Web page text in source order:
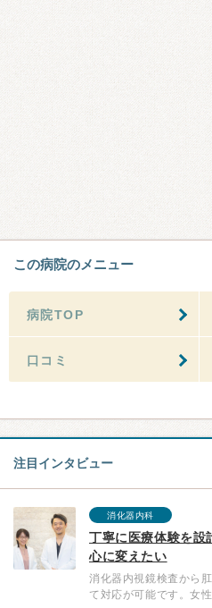
この病院のメニュー
病院TOP
口コミ
注目インタビュー
消化器内科
丁寧に医療体験を設
心に変えたい
消化器内視鏡検査から
て対応が可能です。女